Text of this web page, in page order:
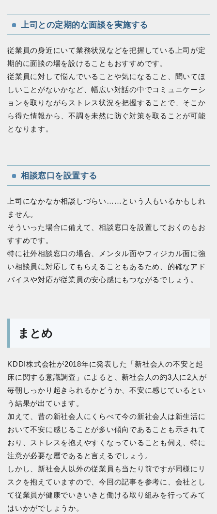
上司との定期的な面談を実施する
従業員の身近にいて業務状況などを把握している上司が定
期的に面談の場を設けることもおすすめです。
従業員に対して悩んでいることや気になること、聞いてほ
しいことがないかなど、幅広い対話の中でコミュニケーシ
ョンを取りながらストレス状況を把握することで、そこか
ら得た情報から、不調を未然に防ぐ対策を取ることが可能
となります。
相談窓口を設置する
上司になかなか相談しづらい……という人もいるかもしれ
ません。
そういった場合に備えて、相談窓口を設置しておくのもお
すすめです。
特に社外相談窓口の場合、メンタル面やフィジカル面に強
い相談員に対応してもらえることもあるため、的確なアド
バイスや対応が従業員の安心感にもつながるでしょう。
まとめ
KDDI株式会社が2018年に発表した「新社会人の不安と起
床に関する意識調査」によると、新社会人の約3人に2人が
毎朝しっかり起きられるかどうか、不安に感じているとい
う結果が出ています。
加えて、昔の新社会人にくらべて今の新社会人は新生活に
おいて不安に感じることが多い傾向であることも示されて
おり、ストレスを抱えやすくなっていることも伺え、特に
注意が必要な層であると言えるでしょう。
しかし、新社会人以外の従業員も当たり前ですが同様にリ
スクを抱えていますので、今回の記事を参考に、会社とし
て従業員が健康でいきいきと働ける取り組みを行ってみて
はいかがでしょうか。